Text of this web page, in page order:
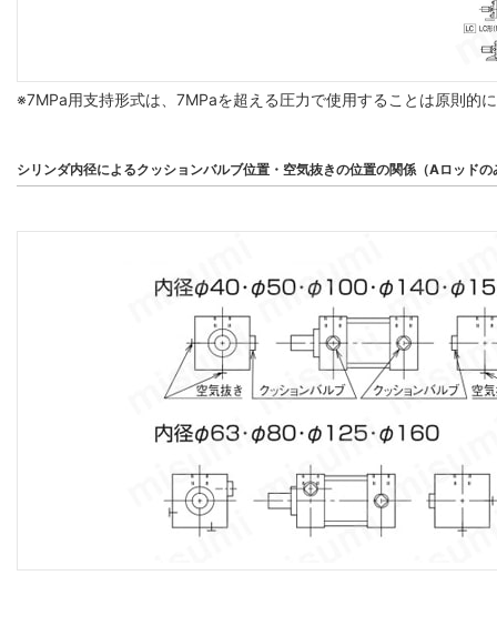
※7MPa用支持形式は、7MPaを超える圧力で使用することは原則的
シリンダ内径によるクッションバルブ位置・空気抜きの位置の関係（Aロッドの